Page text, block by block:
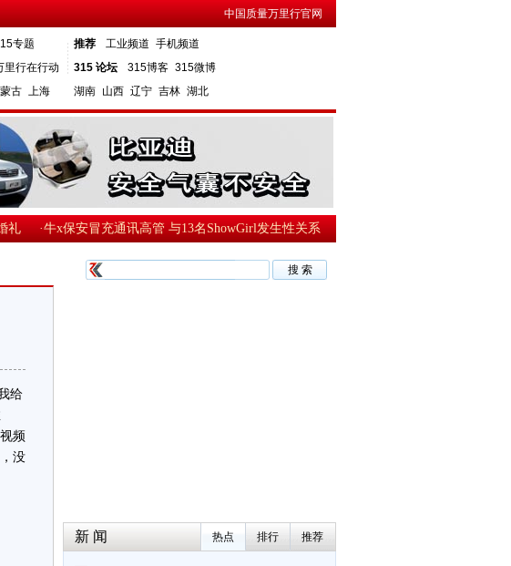
中国质量万里行官网
专题
里行在行动
古 上海
推荐 工业频道 手机频道
315 论坛
315博客 315微博
湖南 山西 辽宁 吉林 湖北
·牛x保安冒充通讯高管 与13名ShowGirl发生性关系
给
频
没
新 闻 推荐
排行
热点